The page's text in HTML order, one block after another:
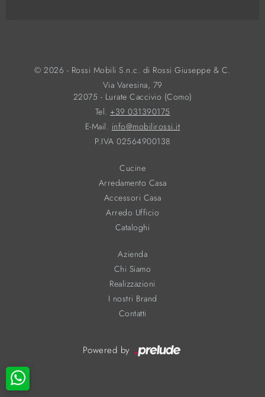
© 2026 - Rossi Mobili S.n.c. di Rossi Giuseppe & C.
Via Varesina, 79
22075 - Lurate Caccivio (Como)
Tel. +39 031390175
E-Mail. info@mobilirossi.it
P.IVA 02564900138
Cucine
Arredamento Casa
Accessori Casa
Arredo Ufficio
Cataloghi
Azienda
Chi Siamo
Realizzazioni
I nostri Brand
Contatti
Powered by